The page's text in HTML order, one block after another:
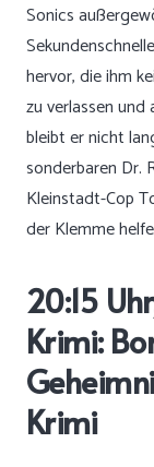
Sonics
hervor, die ihm
zu verlassen
bleibt er nicht
sonderbaren Dr.
Kleinstadt-Cop
der Klemme
20:15
Krimi:
Krimi